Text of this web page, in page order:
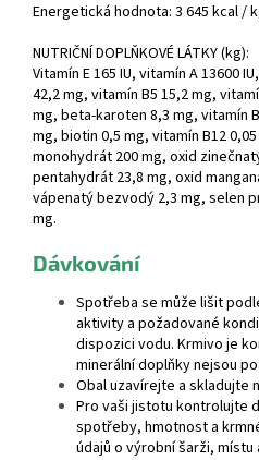
Energetická hodnota: 3 645 kcal /
NUTRIČNÍ DOPLŇKOVÉ LÁTKY (kg):
Vitamín E 165 IU, vitamín A 13600
42,2 mg, vitamín B5 15,2 mg,
mg, beta-karoten 8,3 mg, vitamín
mg, biotin 0,5 mg, vitamín B12
monohydrát 200 mg, oxid
pentahydrát 23,8 mg, oxid
vápenatý bezvodý 2,3 mg, selen
mg.
Dávkování
Spotřeba se může lišit
aktivity a požadované
dispozici vodu. Krmivo je
minerální doplňky nejsou
Obal uzavírejte a skladujte
Pro vaši jistotu kontrolujte
spotřeby, hmotnost a
údajů o výrobní šarži,